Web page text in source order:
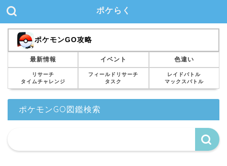
ポケらく
ポケモンGO攻略
最新情報 イベント 色違い
リサーチ
タイムチャレンジ
フィールドリサーチ
タスク
レイドバトル
マックスバトル
ポケモンGO図鑑検索